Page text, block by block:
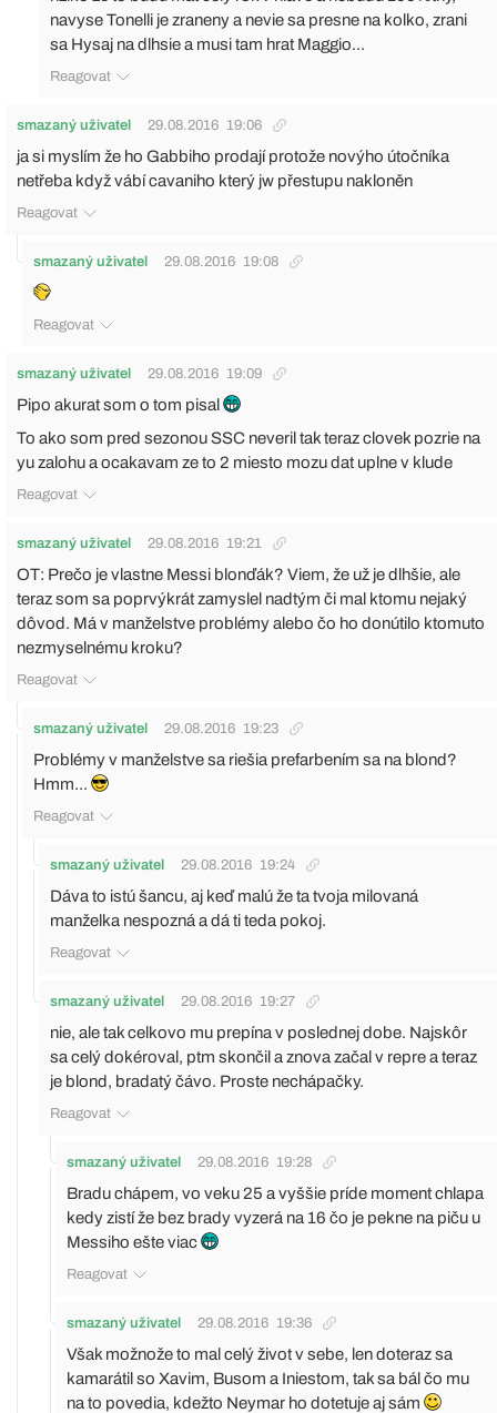
navyse Tonelli je zraneny a nevie sa presne na kolko, zrani
sa Hysaj na dlhsie a musi tam hrat Maggio...
Reagovat
smazaný uživatel 29.08.2016 19:06
ja si myslím že ho Gabbiho prodají protože novýho útočníka
netřeba když vábí cavaniho který jw přestupu nakloněn
Reagovat
smazaný uživatel 29.08.2016 19:08
Reagovat
smazaný uživatel 29.08.2016 19:09
Pipo akurat som o tom pisal
To ako som pred sezonou SSC neveril tak teraz clovek pozrie na
yu zalohu a ocakavam ze to 2 miesto mozu dat uplne v klude
Reagovat
smazaný uživatel 29.08.2016 19:21
OT: Prečo je vlastne Messi blonďák? Viem, že už je dlhšie, ale
teraz som sa poprvýkrát zamyslel nadtým či mal ktomu nejaký
dôvod. Má v manželstve problémy alebo čo ho donútilo ktomuto
nezmyselnému kroku?
Reagovat
smazaný uživatel 29.08.2016 19:23
Problémy v manželstve sa riešia prefarbením sa na blond?
Hmm...
Reagovat
smazaný uživatel 29.08.2016 19:24
Dáva to istú šancu, aj keď malú že ta tvoja milovaná
manželka nespozná a dá ti teda pokoj.
Reagovat
smazaný uživatel 29.08.2016 19:27
nie, ale tak celkovo mu prepína v poslednej dobe. Najskôr
sa celý dokéroval, ptm skončil a znova začal v repre a teraz
je blond, bradatý čávo. Proste nechápačky.
Reagovat
smazaný uživatel 29.08.2016 19:28
Bradu chápem, vo veku 25 a vyššie príde moment chlapa
kedy zistí že bez brady vyzerá na 16 čo je pekne na piču u
Messiho ešte viac
Reagovat
smazaný uživatel 29.08.2016 19:36
Však možnože to mal celý život v sebe, len doteraz sa
kamarátil so Xavim, Busom a Iniestom, tak sa bál čo mu
na to povedia, kdežto Neymar ho dotetuje aj sám